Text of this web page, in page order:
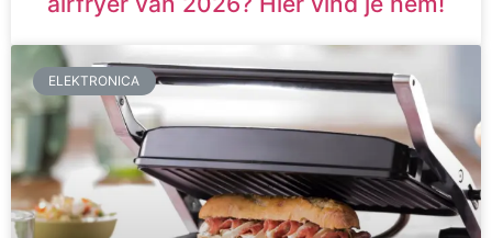
ELEKTRONICA